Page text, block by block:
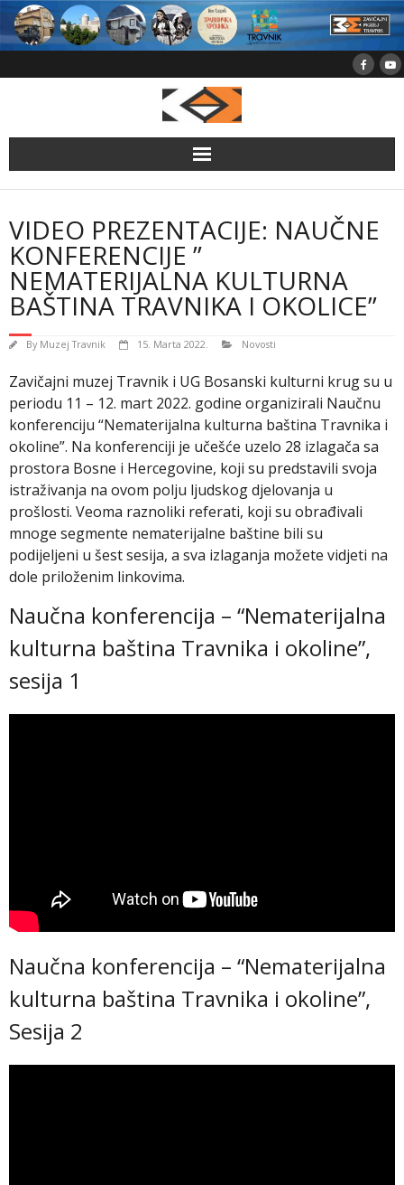
Skip
content
VIDEO PREZENTACIJE: NAUČNE
KONFERENCIJE ”
NEMATERIJALNA KULTURNA
BAŠTINA TRAVNIKA I OKOLICE”
By Muzej Travnik 15. Marta 2022. Novosti
Zavičajni muzej Travnik i UG Bosanski kulturni krug su u
periodu 11 – 12. mart 2022. godine organizirali Naučnu
konferenciju “Nematerijalna kulturna baština Travnika i
okoline”. Na konferenciji je učešće uzelo 28 izlagača sa
prostora Bosne i Hercegovine, koji su predstavili svoja
istraživanja na ovom polju ljudskog djelovanja u
prošlosti. Veoma raznoliki referati, koji su obrađivali
mnoge segmente nematerijalne baštine bili su
podijeljeni u šest sesija, a sva izlaganja možete vidjeti na
dole priloženim linkovima.
Naučna konferencija – “Nematerijalna
kulturna baština Travnika i okoline”,
sesija 1
Naučna konferencija – “Nematerijalna
kulturna baština Travnika i okoline”,
Sesija 2